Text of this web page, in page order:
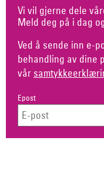
Vi vil gjerne dele
Meld deg på i dag
Ved å sende inn e-
behandling av dine
vår
Epost